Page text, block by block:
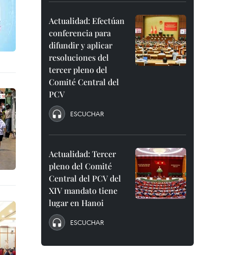
Actualidad: Efectúan
conferencia para
difundir y aplicar
resoluciones del
tercer pleno del
Comité Central del
PCV
ESCUCHAR
Actualidad: Tercer
pleno del Comité
Central del PCV del
XIV mandato tiene
lugar en Hanoi
ESCUCHAR